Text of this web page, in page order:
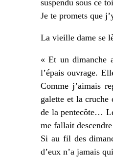
suspendu sous ce
Je te promets que
La vieille dame se
« Et un dimanche
l’épais ouvrage.
Comme j’aimais
galette et la
de la pentecôte…
me fallait
Si au fil des
d’eux n’a jamais